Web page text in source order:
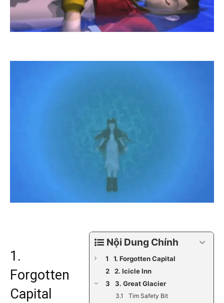
Nội Dung Chính
1. Forgotten Capital
2. Icicle Inn
3. Great Glacier
Tìm Safety Bit
1.
Forgotten
Capital